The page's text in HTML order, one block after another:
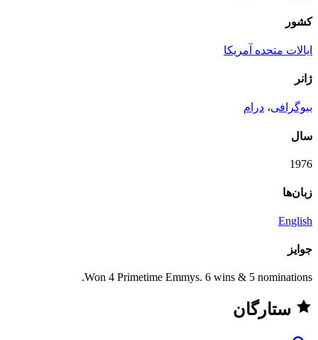
کشور
ایالات متحده آمریکا
ژانر
بیوگرافی، درام
سال
1976
زبان‌ها
English
جوایز
Won 4 Primetime Emmys. 6 wins & 5 nominations.
ستارگان